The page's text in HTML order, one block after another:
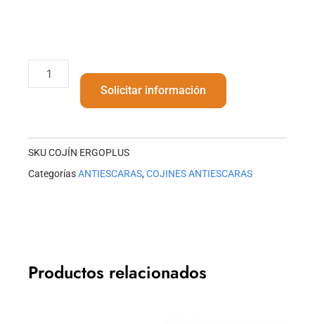
ERGOPLUS
Solicitar información
SKUCOJÍN ERGOPLUS
CategoríasANTIESCARAS, COJINES ANTIESCARAS
Productos relacionados